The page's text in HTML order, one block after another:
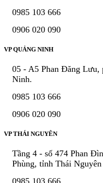
0985 103 666
0906 020 090
VP QUẢNG NINH
05 - A5 Phan Đăng Lưu,
Ninh.
0985 103 666
0906 020 090
VP THÁI NGUYÊN
Tầng 4 - số 474 Phan
Phùng, tỉnh Thái Nguyên